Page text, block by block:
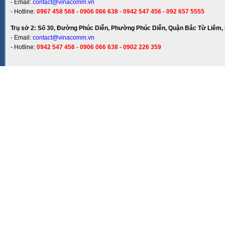
- Email: contact@vinacomm.vn
- Hotline: 0967 458 568 - 0906 066 638 - 0942 547 456 - 092 657 5555
Trụ sở 2: Số 30, Đường Phúc Diễn, Phường Phúc Diễn, Quận Bắc Từ Liêm,
- Email: contact@vinacomm.vn
- Hotline: 0942 547 456 - 0906 066 638 - 0902 226 359